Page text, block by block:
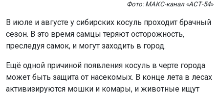
Фото: МАКС-канал «АСТ-54»
В июле и августе у сибирских косуль проходит брачный
сезон. В это время самцы теряют осторожность,
преследуя самок, и могут заходить в город.
Ещё одной причиной появления косуль в черте города
может быть защита от насекомых. В конце лета в лесах
активизируются мошки и комары, и животные ищут